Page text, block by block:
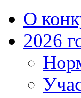
О
2026